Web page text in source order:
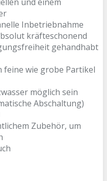
Inbetriebnahme
kräfteschonend
gehandhabt
feine wie grobe Partikel
möglich sein
Abschaltung)
Zubehör, um